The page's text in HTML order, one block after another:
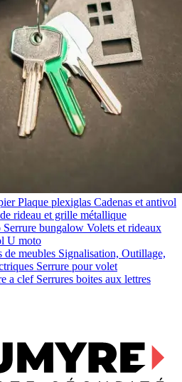
Plaque plexiglas Cadenas et antivol
rideau et grille métallique
Serrure bungalow Volets et rideaux
U moto
de meubles Signalisation, Outillage,
Serrure pour volet
a clef Serrures boites aux lettres